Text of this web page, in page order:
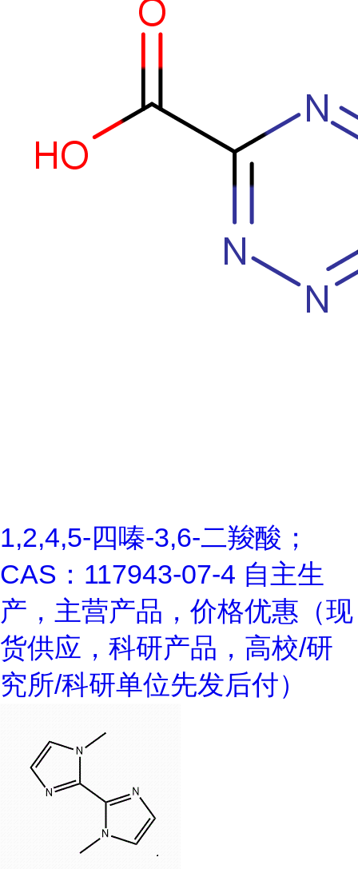
1,2,4,5-四嗪-3,6-二羧酸；
CAS：117943-07-4 自主生
产，主营产品，价格优惠（现
货供应，科研产品，高校/研
究所/科研单位先发后付）